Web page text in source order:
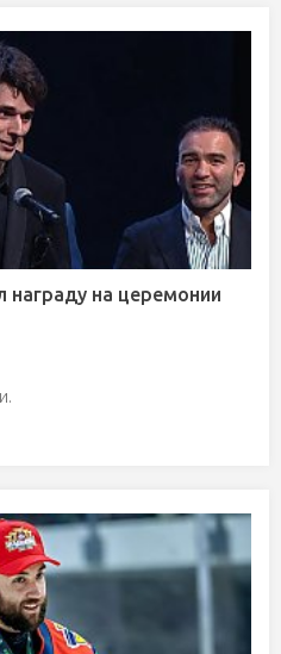
награду на церемонии